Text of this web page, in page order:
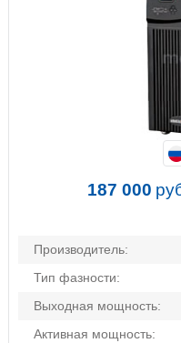
Производитель:
Тип фазности:
Выходная мощность:
Активная мощность:
187 000